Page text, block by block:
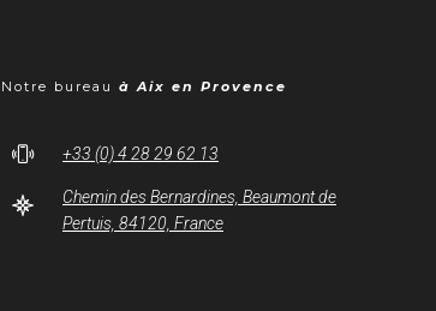
Notre bureau à Aix en Provence
+33 (0) 4 28 29 62 13
Chemin des Bernardines, Beaumont de
Pertuis, 84120, France